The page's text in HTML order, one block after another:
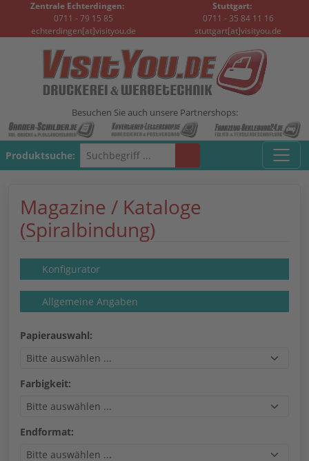
Zentrale Echterdingen:
0711 - 79 15 85
echterdingen[at]visityou.de
Stuttgart:
0711 - 35 84 11 16
stuttgart[at]visityou.de
Besuchen Sie auch unsere Partnershops:
Produktsuche:
Magazine / Kataloge
(Spiralbindung)
Konfigurator
Allgemeine Angaben
Papierauswahl:
Farbigkeit:
Endformat: